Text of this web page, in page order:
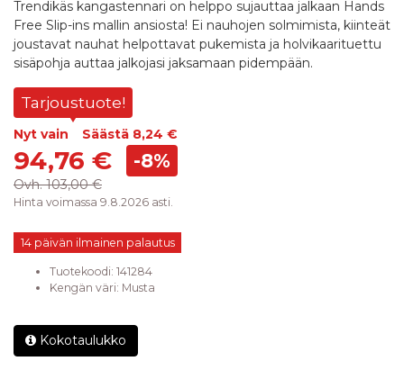
Trendikäs kangastennari on helppo sujauttaa jalkaan Hands
Free Slip-ins mallin ansiosta! Ei nauhojen solmimista, kiinteät
joustavat nauhat helpottavat pukemista ja holvikaarituettu
sisäpohja auttaa jalkojasi jaksamaan pidempään.
Tarjoustuote!
Nyt vain Säästä 8,24 €
94,76 €
Ovh. 103,00 €
-8%
Hinta voimassa 9.8.2026 asti.
14 päivän ilmainen palautus
Tuotekoodi: 141284
Kengän väri: Musta
Kokotaulukko